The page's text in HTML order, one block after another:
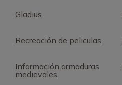
Gladius
Recreación de peliculas
Información armaduras
medievales